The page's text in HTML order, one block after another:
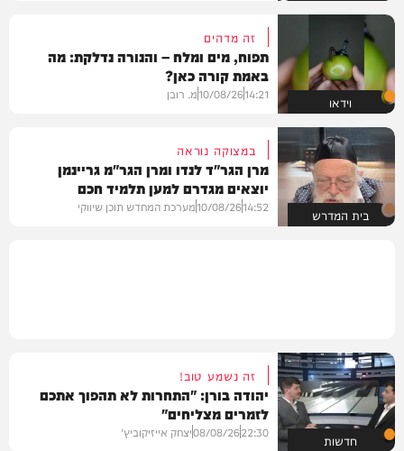
וידאו
זה מדהים
תפוח, מים ומלח – והנורה נדלקת: מה
באמת קורה כאן?
14:21
10/08/26מ. רובן
בית המדרש
במצוקה נוראה
מרן הגר"ד לנדו ומרן הגר"מ גריינמן
יוצאים מגדרם למען תלמיד חכם
14:52
10/08/26מערכת המחדש תוכן שיווקי
חדשות
זה נשמע טוב!
יהודה בורן: "התחרות לא תהפוך אתכם
לזמרים מצליחים"
22:30
08/08/26יצחק אייזיקוביץ'